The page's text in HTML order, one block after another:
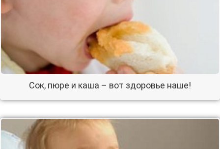
Сок, пюре и каша – вот здоровье наше!